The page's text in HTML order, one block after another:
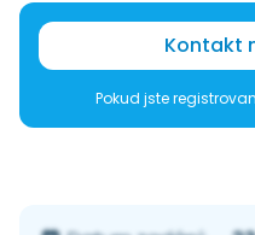
Kontakt
Pokud jste